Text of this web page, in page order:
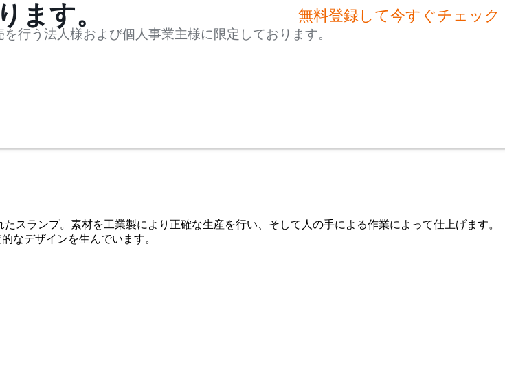
ます。 無料登録して今すぐチェック
行う法人様および個人事業主様に限定しております。
スランプ。素材を工業製により正確な生産を行い、そして人の手による作業によって仕上げます。
なデザインを生んでいます。